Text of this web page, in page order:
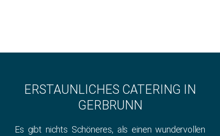
ERSTAUNLICHES CATERING IN
GERBRUNN
Es gibt nichts Schöneres, als einen wundervollen